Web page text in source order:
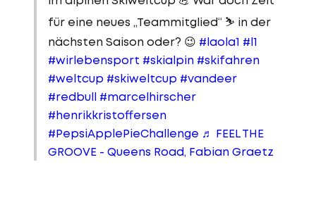
für eine neues „Teammitglied“ ⛷️ in der
nächsten Saison oder? 😉 #laola1 #l1
#wirlebensport #skialpin #skifahren
#weltcup #skiweltcup #vandeer
#redbull #marcelhirscher
#henrikkristoffersen
#PepsiApplePieChallenge ♬ FEEL THE
GROOVE - Queens Road, Fabian Graetz